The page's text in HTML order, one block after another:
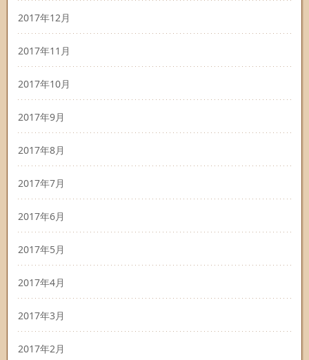
2017年12月
2017年11月
2017年10月
2017年9月
2017年8月
2017年7月
2017年6月
2017年5月
2017年4月
2017年3月
2017年2月